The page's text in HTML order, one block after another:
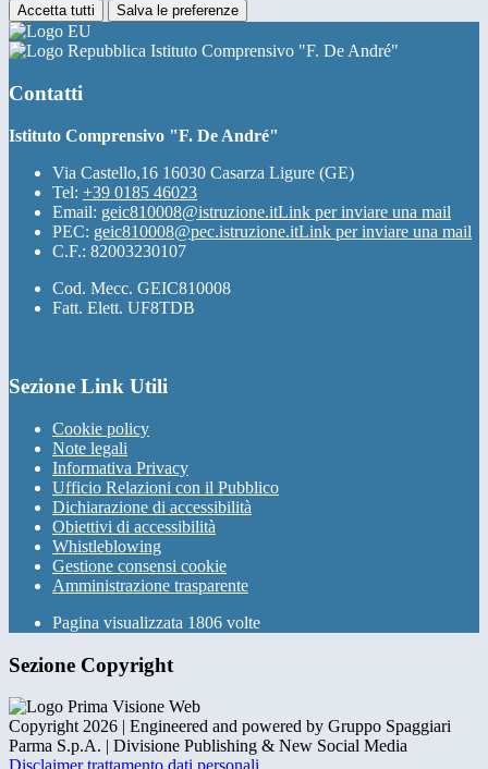
Accetta tutti Salva le preferenze
Istituto Comprensivo "F. De André"
Contatti
Istituto Comprensivo "F. De André"
Via Castello,16 16030 Casarza Ligure (GE)
Tel: +39 0185 46023
Email: geic810008@istruzione.itLink per inviare una mail
PEC: geic810008@pec.istruzione.itLink per inviare una mail
C.F.: 82003230107
Cod. Mecc. GEIC810008
Fatt. Elett. UF8TDB
Sezione Link Utili
Cookie policy
Note legali
Informativa Privacy
Ufficio Relazioni con il Pubblico
Dichiarazione di accessibilità
Obiettivi di accessibilità
Whistleblowing
Gestione consensi cookie
Amministrazione trasparente
Pagina visualizzata 1806 volte
Sezione Copyright
Copyright 2026 | Engineered and powered by Gruppo Spaggiari
Parma S.p.A. | Divisione Publishing & New Social Media